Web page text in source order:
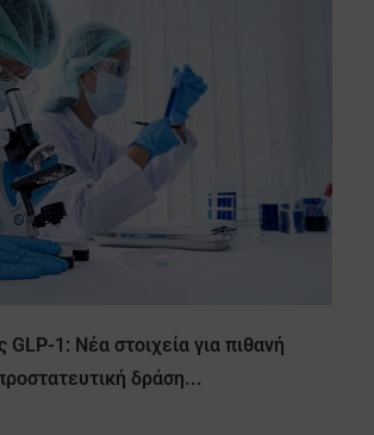
GLP-1: Νέα στοιχεία για πιθανή
δράση...